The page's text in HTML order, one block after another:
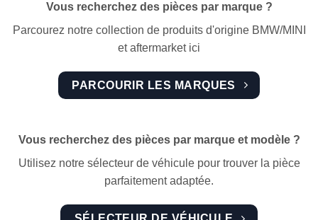
Vous recherchez des pièces par marque ?
Parcourez notre collection de produits d'origine BMW/MINI
et aftermarket ici
PARCOURIR LES MARQUES
Vous recherchez des pièces par marque et modèle ?
Utilisez notre sélecteur de véhicule pour trouver la pièce
parfaitement adaptée.